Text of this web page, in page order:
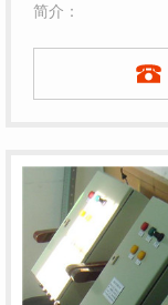
简介：